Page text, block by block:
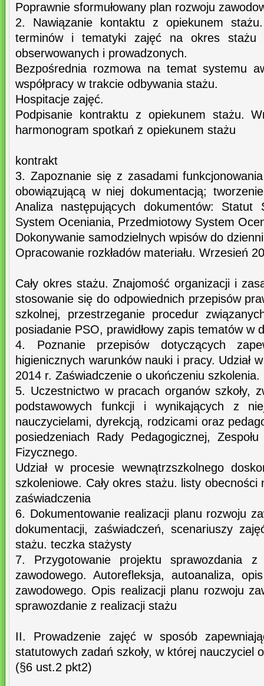
Poprawnie sformułowany plan rozwoju
2. Nawiązanie kontaktu z opiekunem
terminów i tematyki zajęć na okres stażu
obserwowanych i prowadzonych.
Bezpośrednia rozmowa na temat systemu
współpracy w trakcie odbywania stażu.
Hospitacje zajęć.
Podpisanie kontraktu z opiekunem stażu.
harmonogram spotkań z opiekunem stażu
kontrakt
3. Zapoznanie się z zasadami
obowiązującą w niej dokumentacją;
Analiza następujących dokumentów: Statut
System Oceniania, Przedmiotowy System
Dokonywanie samodzielnych wpisów do
Opracowanie rozkładów materiału. Wrzesień
Cały okres stażu. Znajomość organizacji i
stosowanie się do odpowiednich przepisów
szkolnej, przestrzeganie procedur
posiadanie PSO, prawidłowy zapis tematów w
4. Poznanie przepisów dotyczących
higienicznych warunków nauki i pracy. Udział
2014 r. Zaświadczenie o ukończeniu szkolenia.
5. Uczestnictwo w pracach organów szkoły,
podstawowych funkcji i wynikających z
nauczycielami, dyrekcją, rodzicami oraz
posiedzeniach Rady Pedagogicznej,
Fizycznego.
Udział w procesie wewnątrzszkolnego
szkoleniowe. Cały okres stażu. listy obecności
zaświadczenia
6. Dokumentowanie realizacji planu rozwoju
dokumentacji, zaświadczeń, scenariuszy
stażu. teczka stażysty
7. Przygotowanie projektu sprawozdania
zawodowego. Autorefleksja, autoanaliza,
zawodowego. Opis realizacji planu rozwoju
sprawozdanie z realizacji stażu
II. Prowadzenie zajęć w sposób
statutowych zadań szkoły, w której nauczyciel
(§6 ust.2 pkt2)